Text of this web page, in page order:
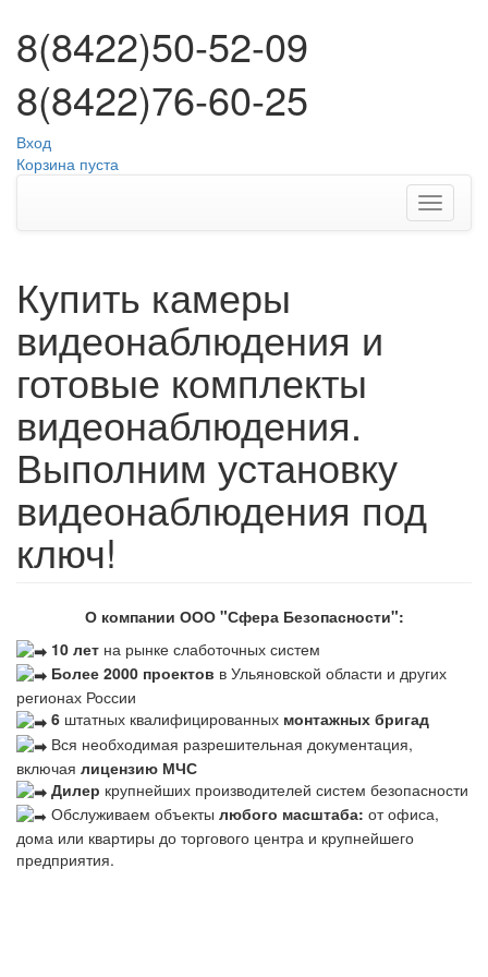
8(8422)50-52-09
8(8422)76-60-25
Вход
Корзина пуста
Купить камеры
видеонаблюдения и
готовые комплекты
видеонаблюдения.
Выполним установку
видеонаблюдения под
ключ!
О компании ООО "Сфера Безопасности":
10 лет на рынке слаботочных систем
Более 2000 проектов в Ульяновской области и других
регионах России
6 штатных квалифицированных монтажных бригад
Вся необходимая разрешительная документация,
включая лицензию МЧС
Дилер крупнейших производителей систем безопасности
Обслуживаем объекты любого масштаба: от офиса,
дома или квартиры до торгового центра и крупнейшего
предприятия.